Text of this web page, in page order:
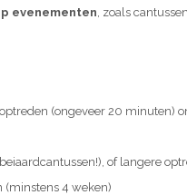
evenementen , zoals
(ongeveer 20 minuten)
of langere
4 weken)